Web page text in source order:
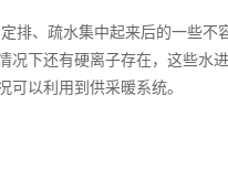
排、疏水集中起来后的一些不
况下还有硬离子存在，这些水
以利用到供采暖系统。